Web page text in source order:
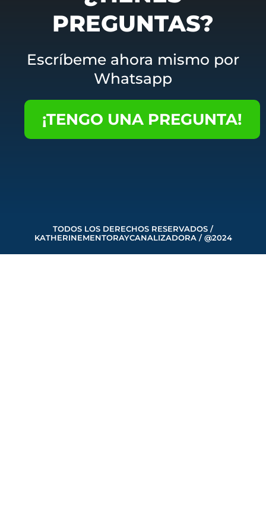
PREGUNTAS?
Escríbeme ahora mismo por
Whatsapp
¡TENGO UNA PREGUNTA!
TODOS LOS DERECHOS RESERVADOS /
KATHERINEMENTORAYCANALIZADORA / @2024